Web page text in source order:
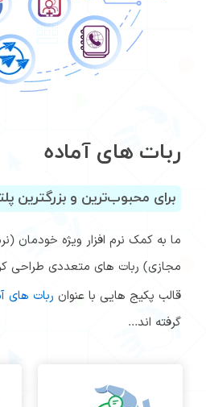
ربات های آماده
برای محبوب‌ترین و بزرگترین
ما به کمک نرم افزار ویژه خودمان
مجازی) ربات های متعددی طراحی
قالب پکیج هایی با عنوان ربات های
گرفته اند...